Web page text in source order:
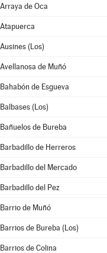
Arraya de Oca
Atapuerca
Ausines (Los)
Avellanosa de Muñó
Bahabón de Esgueva
Balbases (Los)
Bañuelos de Bureba
Barbadillo de Herreros
Barbadillo del Mercado
Barbadillo del Pez
Barrio de Muñó
Barrios de Bureba (Los)
Barrios de Colina